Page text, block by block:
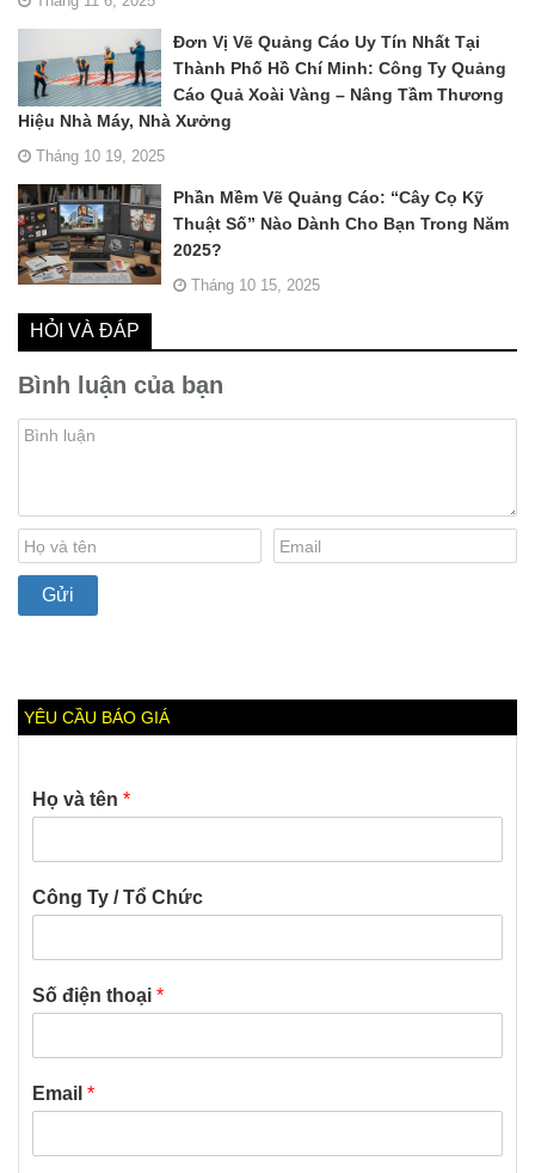
Đơn Vị Vẽ Quảng Cáo Uy Tín Nhất Tại
Thành Phố Hồ Chí Minh: Công Ty Quảng
Cáo Quả Xoài Vàng – Nâng Tầm Thương
Hiệu Nhà Máy, Nhà Xưởng
Tháng 10 19, 2025
Phần Mềm Vẽ Quảng Cáo: “Cây Cọ Kỹ
Thuật Số” Nào Dành Cho Bạn Trong Năm
2025?
Tháng 10 15, 2025
HỎI VÀ ĐÁP
Bình luận của bạn
YÊU CẦU BÁO GIÁ
Họ và tên *
Công Ty / Tổ Chức
Số điện thoại *
Email *